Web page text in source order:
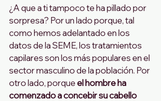
¿A que a ti tampoco te ha pillado por
sorpresa? Por un lado porque, tal
como hemos adelantado en los
datos de la SEME, los tratamientos
capilares son los más populares en el
sector masculino de la población. Por
otro lado, porque el hombre ha
comenzado a concebir su cabello